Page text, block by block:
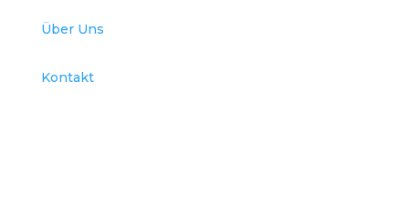
Über Uns
Kontakt